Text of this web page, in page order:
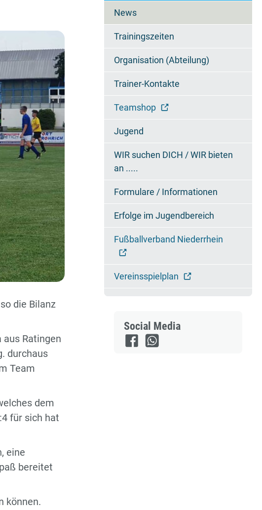
die Bilanz
Ratingen
durchaus
Team
dem
für sich hat
eine
bereitet
können.
News
Trainingszeiten
Organisation (Abteilung)
Trainer-Kontakte
Teamshop
Jugend
WIR suchen DICH / WIR bieten
an .....
Formulare / Informationen
Erfolge im Jugendbereich
Fußballverband Niederrhein
Vereinsspielplan
Social Media